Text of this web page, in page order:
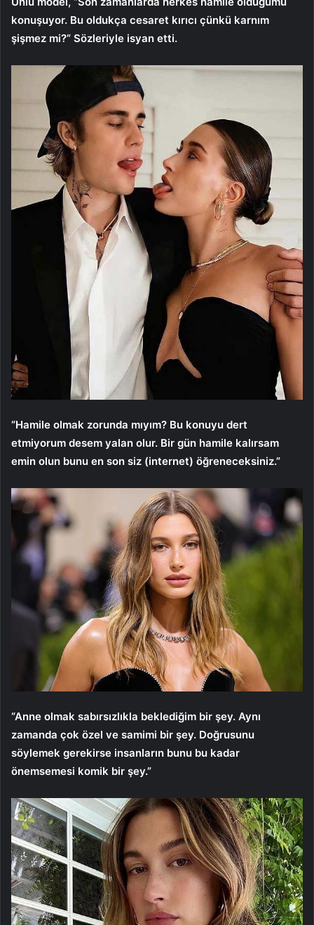
konuşuyor. Bu oldukça cesaret kırıcı çünkü karnım
şişmez mi?” Sözleriyle isyan etti.
“Hamile olmak zorunda mıyım? Bu konuyu dert
etmiyorum desem yalan olur. Bir gün hamile kalırsam
emin olun bunu en son siz (internet) öğreneceksiniz.”
“Anne olmak sabırsızlıkla beklediğim bir şey. Aynı
zamanda çok özel ve samimi bir şey. Doğrusunu
söylemek gerekirse insanların bunu bu kadar
önemsemesi komik bir şey.”